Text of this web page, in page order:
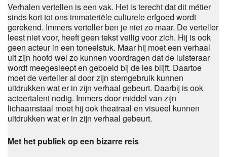
Verhalen vertellen is een vak. Het is terecht dat dit métier
sinds kort tot ons immateriële culturele erfgoed wordt
gerekend. Immers verteller ben je niet zo maar. De verteller
leest niet voor, heeft geen tekst veilig voor zich. Hij is ook
geen acteur in een toneelstuk. Maar hij moet een verhaal
uit zijn hoofd wel zo kunnen voordragen dat de luisteraar
wordt meegesleept en geboeid bij de les blijft. Daartoe
moet de verteller al door zijn stemgebruik kunnen
uitdrukken wat er in zijn verhaal gebeurt. Daarbij is ook
acteertalent nodig. Immers door middel van zijn
lichaamstaal moet hij ook theatraal en visueel kunnen
uitdrukken wat er in zijn verhaal gebeurt.
Met het publiek op een bizarre reis